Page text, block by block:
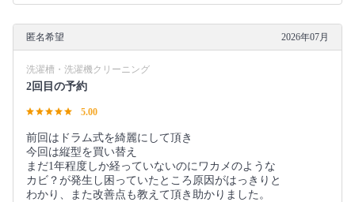
匿名希望 2026年07月
洗濯槽・洗濯機クリーニング
2回目の予約
5.00
前回はドラム式を綺麗にして頂き
今回は縦型を買い替え
まだ1年程度しか経っていないのにワカメのような
カビ？が発生し困っていたところ原因がはっきりと
わかり、また改善点も教えて頂き助かりました。